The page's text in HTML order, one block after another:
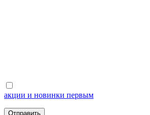
акции и новинки первым